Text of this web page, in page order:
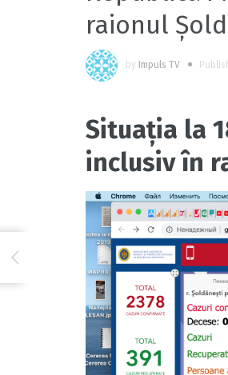
raionul
by Impuls TV
Situația la
inclusiv în